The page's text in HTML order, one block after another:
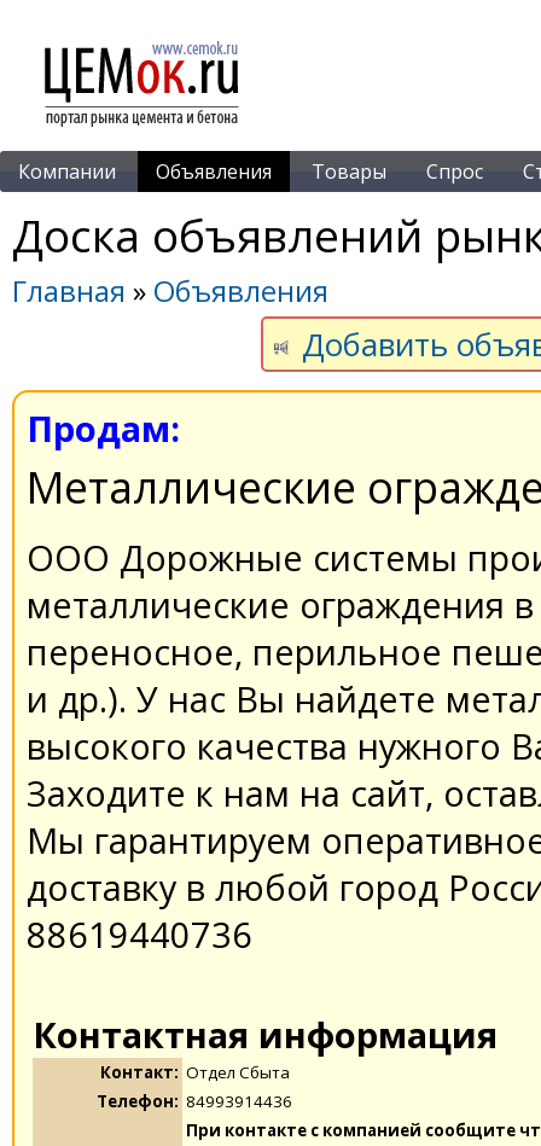
Компании Объявления Товары Спрос
Доска объявлений
Главная » Объявления
Добавить
Продам:
Металлические
ООО Дорожные системы
металлические ограждения
переносное, перильное
и др.). У нас Вы найдете
высокого качества нужного
Заходите к нам на сайт,
Мы гарантируем
доставку в любой город
88619440736
Контактная информация
Контакт: Отдел Сбыта
Телефон: 84993914436
При контакте с компанией сообщите